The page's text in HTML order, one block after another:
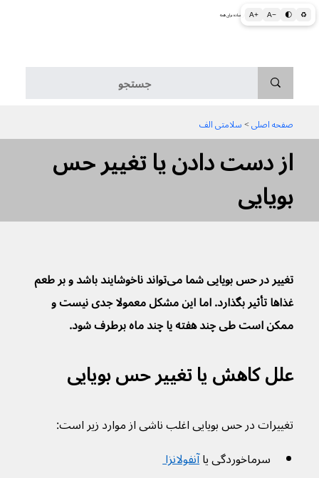
A+ A− 🌓 ♻ اطلاعات پزشکی و بهداشتی به زبان ساده برای همه
از دست دادن یا تغییر حس
بویایی
صفحه اصلی > سلامتی الف
تغییر در حس بویایی شما می‌تواند ناخوشایند باشد و بر طعم
غذاها تأثیر بگذارد. اما این مشکل معمولا جدی نیست و
ممکن است طی چند هفته یا چند ماه برطرف شود.
علل کاهش یا تغییر حس بویایی
تغییرات در حس بویایی اغلب ناشی از موارد زیر است:
سرماخوردگی یا آنفولانزا